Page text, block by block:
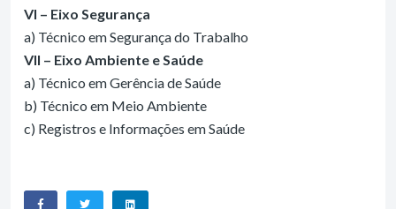
VI – Eixo Segurança
a) Técnico em Segurança do Trabalho
VII – Eixo Ambiente e Saúde
a) Técnico em Gerência de Saúde
b) Técnico em Meio Ambiente
c) Registros e Informações em Saúde